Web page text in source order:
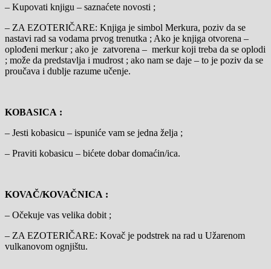
– Kupovati knjigu – saznaćete novosti ;
– ZA EZOTERIČARE: Knjiga je simbol Merkura, poziv da se
nastavi rad sa vodama prvog trenutka ; Ako je knjiga otvorena –
oplođeni merkur ; ako je zatvorena – merkur koji treba da se oplodi
; može da predstavlja i mudrost ; ako nam se daje – to je poziv da se
proučava i dublje razume učenje.
KOBASICA :
– Jesti kobasicu – ispuniće vam se jedna želja ;
– Praviti kobasicu – bićete dobar domaćin/ica.
KOVAČ/KOVAČNICA :
– Očekuje vas velika dobit ;
– ZA EZOTERIČARE: Kovač je podstrek na rad u Užarenom
vulkanovom ognjištu.